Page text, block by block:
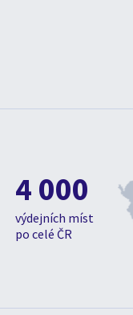
4 000
výdejních míst
po celé ČR